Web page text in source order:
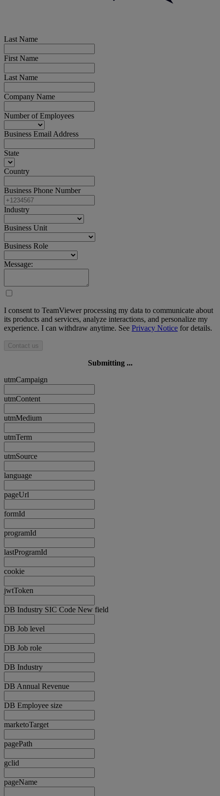
Last Name
First Name
Last Name
Company Name
Number of Employees
Business Email Address
State
Country
Business Phone Number
Industry
Business Unit
Business Role
Message:
I consent to TeamViewer processing my data to communicate about
its products and services, analyze interactions, and personalize my
experience. I can withdraw anytime. See Privacy Notice for details.
Contact us
Submitting ...
utmCampaign
utmContent
utmMedium
utmTerm
utmSource
language
pageUrl
formId
programId
lastProgramId
cookie
jwtToken
DB Industry SIC Code New field
DB Job level
DB Job role
DB Industry
DB Annual Revenue
DB Employee size
marketoTarget
pagePath
gclid
pageName